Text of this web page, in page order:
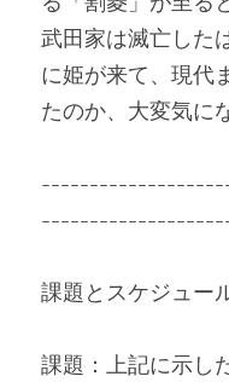
武田家は滅亡した
に姫が来て、現代
たのか、大変気に
課題とスケジュー
課題：上記に示し